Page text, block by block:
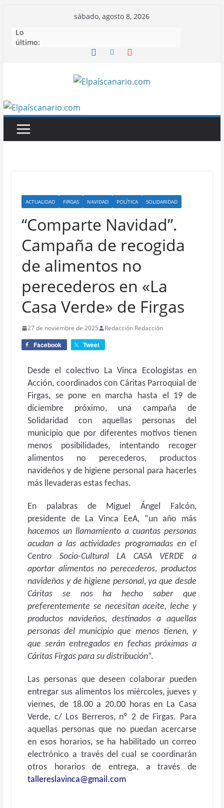
contenido
sábado, agosto 8, 2026
Lo
último:
ACTUALIDAD FIRGAS NAVIDAD POLÍTICA SOLIDARIDAD
“Comparte Navidad”.
Campaña de recogida
de alimentos no
perecederos en «La
Casa Verde» de Firgas
27 de noviembre de 2025 Redacción Redacción
Facebook Tweet
Desde el colectivo La Vinca Ecologistas en
Acción, coordinados con Cáritas Parroquial de
Firgas, se pone en marcha hasta el 19 de
diciembre próximo, una campaña de
Solidaridad con aquellas personas del
municipio que por diferentes motivos tienen
menos posibilidades, intentando recoger
alimentos no perecederos, productos
navideños y de higiene personal para hacerles
más llevaderas estas fechas.
En palabras de Miguel Ángel Falcón,
presidente de La Vinca EeA, “un año más
hacemos un llamamiento a cuantas personas
acudan a las actividades programadas en el
Centro Socio-Cultural LA CASA VERDE a
aportar alimentos no perecederos, productos
navideños y de higiene personal, ya que desde
Cáritas se nos ha hecho saber que
preferentemente se necesitan aceite, leche y
productos navideños, destinados a aquellas
personas del municipio que menos tienen, y
que serán entregados en fechas próximas a
Cáritas Firgas para su distribución”.
Las personas que deseen colaborar pueden
entregar sus alimentos los miércoles, jueves y
viernes, de 18.00 a 20.00 horas en La Casa
Verde, c/ Los Berreros, nº 2 de Firgas. Para
aquellas personas que no puedan acercarse
en esos horarios, se ha habilitado un correo
electrónico a través del cual se coordinarán
otros horarios de entrega, a través de
tallereslavinca@gmail.com